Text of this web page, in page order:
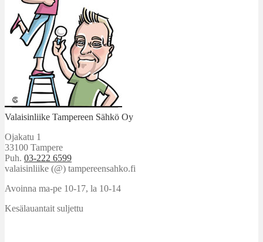
Valaisinliike Tampereen Sähkö Oy
Ojakatu 1
33100 Tampere
Puh. 03-222 6599
valaisinliike (@) tampereensahko.fi
Avoinna ma-pe 10-17, la 10-14
Kesälauantait suljettu